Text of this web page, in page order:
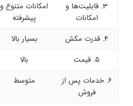
3. قابلیت‌ها و
امکانات
امکانات متنوع و
پیشرفته
4. قدرت مکش
بسیار بالا
5. قیمت
بالا
6. خدمات پس از
فروش
متوسط